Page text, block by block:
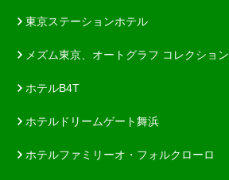
東京ステーションホテル
メズム東京、オートグラフ コレクション
ホテルB4T
ホテルドリームゲート舞浜
ホテルファミリーオ・フォルクローロ